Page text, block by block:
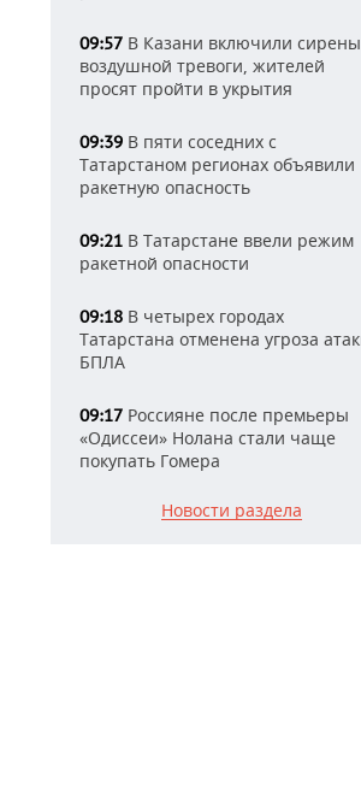
09:57 В Казани включили сирены
воздушной тревоги, жителей
просят пройти в укрытия
09:39 В пяти соседних с
Татарстаном регионах объявили
ракетную опасность
09:21 В Татарстане ввели режим
ракетной опасности
09:18 В четырех городах
Татарстана отменена угроза
БПЛА
09:17 Россияне после премьеры
«Одиссеи» Нолана стали чаще
покупать Гомера
Новости раздела